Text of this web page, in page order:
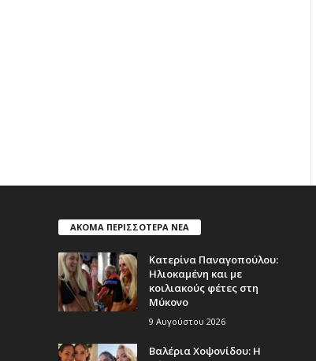
ΑΚΟΜΑ ΠΕΡΙΣΣΟΤΕΡΑ ΝΕΑ
Κατερίνα Παναγοπούλου:
Ηλιοκαμένη και με
κοιλιακούς φέτες στη
Μύκονο
9 Αυγούστου 2026
Βαλέρια Χοψονίδου: Η